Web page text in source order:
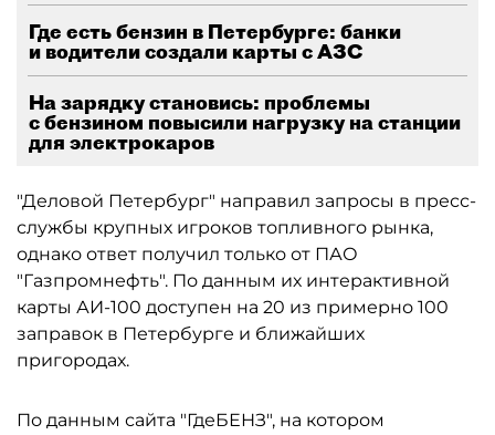
Где есть бензин в Петербурге: банки
и водители создали карты с АЗС
На зарядку становись: проблемы
с бензином повысили нагрузку на станции
для электрокаров
"Деловой Петербург" направил запросы в пресс-
службы крупных игроков топливного рынка,
однако ответ получил только от ПАО
"Газпромнефть". По данным их интерактивной
карты АИ-100 доступен на 20 из примерно 100
заправок в Петербурге и ближайших
пригородах.
По данным сайта "ГдеБЕНЗ", на котором